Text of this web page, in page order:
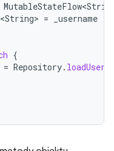
= _username
{
= Repository.